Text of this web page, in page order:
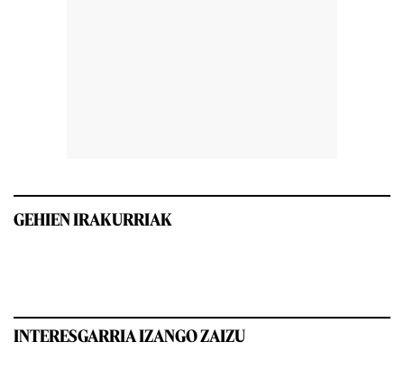
GEHIEN IRAKURRIAK
INTERESGARRIA IZANGO ZAIZU